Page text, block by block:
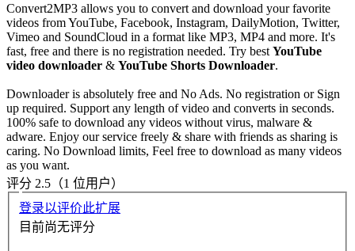
Convert2MP3 allows you to convert and download your favorite
videos from YouTube, Facebook, Instagram, DailyMotion, Twitter,
Vimeo and SoundCloud in a format like MP3, MP4 and more. It's
fast, free and there is no registration needed. Try best YouTube
video downloader & YouTube Shorts Downloader.
Downloader is absolutely free and No Ads. No registration or Sign
up required. Support any length of video and converts in seconds.
100% safe to download any videos without virus, malware &
adware. Enjoy our service freely & share with friends as sharing is
caring. No Download limits, Feel free to download as many videos
as you want.
评分 2.5（1 位用户）
登录以评价此扩展
目前尚无评分